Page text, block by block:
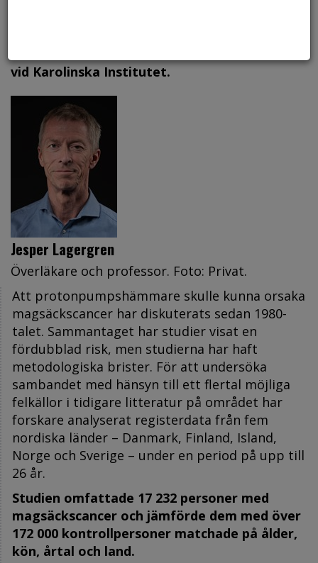
vid Karolinska Institutet.
Jesper Lagergren
Överläkare och professor. Foto: Privat.
Att protonpumpshämmare skulle kunna orsaka
magsäckscancer har diskuterats sedan 1980-
talet. Sammantaget har studier visat en
fördubblad risk, men studierna har haft
metodologiska brister. För att undersöka
sambandet med hänsyn till ett flertal möjliga
felkällor i tidigare litteratur på området har
forskare analyserat registerdata från fem
nordiska länder – Danmark, Finland, Island,
Norge och Sverige – under en period på upp till
26 år.
Studien omfattade 17 232 personer med
magsäckscancer och jämförde dem med över
172 000 kontrollpersoner matchade på ålder,
kön, årtal och land.